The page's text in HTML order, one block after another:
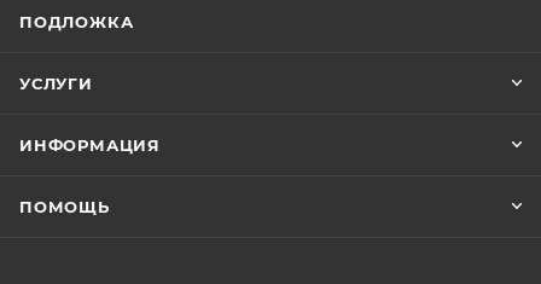
ПОДЛОЖКА
УСЛУГИ
ИНФОРМАЦИЯ
ПОМОЩЬ